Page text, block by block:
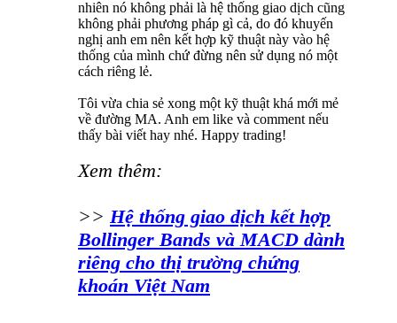
nhiên nó không phải là hệ thống giao dịch cũng
không phải phương pháp gì cả, do đó khuyến
nghị anh em nên kết hợp kỹ thuật này vào hệ
thống của mình chứ đừng nên sử dụng nó một
cách riêng lẻ.
Tôi vừa chia sẻ xong một kỹ thuật khá mới mẻ
về đường MA. Anh em like và comment nếu
thấy bài viết hay nhé. Happy trading!
Xem thêm:
>> Hệ thống giao dịch kết hợp
Bollinger Bands và MACD dành
riêng cho thị trường chứng
khoán Việt Nam